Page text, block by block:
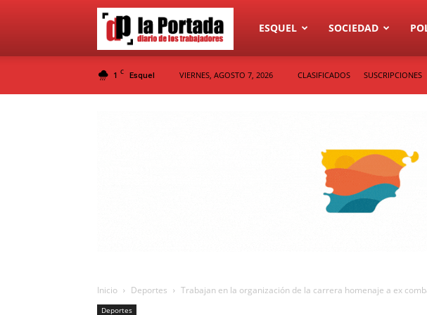
Diario
La
ESQUEL SOCIEDAD
1 C Esquel VIERNES, AGOSTO 7, 2026 CLASIFICADOS SUSCRIPCIONES
Inicio Deportes Trabajan en la organización de la carrera homenaje a ex
Deportes